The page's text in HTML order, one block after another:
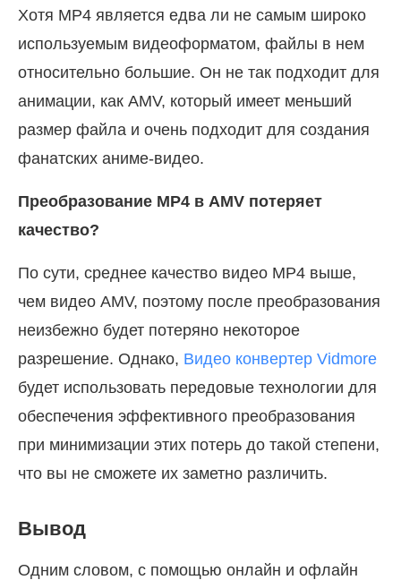
Хотя MP4 является едва ли не самым широко
используемым видеоформатом, файлы в нем
относительно большие. Он не так подходит для
анимации, как AMV, который имеет меньший
размер файла и очень подходит для создания
фанатских аниме-видео.
Преобразование MP4 в AMV потеряет
качество?
По сути, среднее качество видео MP4 выше,
чем видео AMV, поэтому после преобразования
неизбежно будет потеряно некоторое
разрешение. Однако, Видео конвертер Vidmore
будет использовать передовые технологии для
обеспечения эффективного преобразования
при минимизации этих потерь до такой степени,
что вы не сможете их заметно различить.
Вывод
Одним словом, с помощью онлайн и офлайн